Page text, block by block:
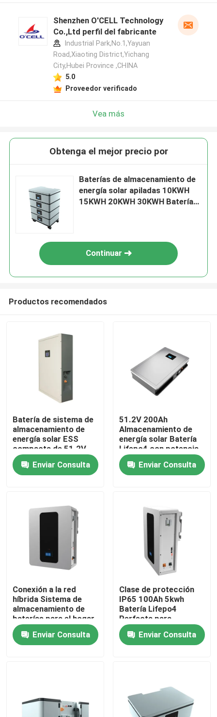
Inicio
Productos
Sobre nosotros
Visita a la fábrica
Control de Calidad
Contacto
Batería de la ión de litio LiFePO4
Shenzhen O'CELL Technology
Co.,Ltd perfil del fabricante
Industrial Park,No.1,Yayuan
Road,Xiaoting District,Yichang
City,Hubei Province ,CHINA
5.0
Proveedor verificado
Vea más
Obtenga el mejor precio por
Baterías de almacenamiento de
energía solar apiladas 10KWH
15KWH 20KWH 30KWH Batería
Continuar
Productos recomendados
Batería de sistema de
almacenamiento de
energía solar ESS
compacta de 51.2V
200Ah para un
rendimiento óptimo
Enviar Consulta
51.2V 200Ah
Almacenamiento de
energía solar Batería
Lifepo4 con potencia
nominal 10.24KWh
95%DODEnviar Consulta
Conexión a la red
híbrida Sistema de
almacenamiento de
baterías para el hogar
51.2V 100Ah 5kWh
Batería de
almacenamiento ESS
Enviar Consulta
Clase de protección
IP65 100Ah 5kwh
Batería Lifepo4
Perfecta para
almacenamiento de
energía Batería ESS
Enviar Consulta